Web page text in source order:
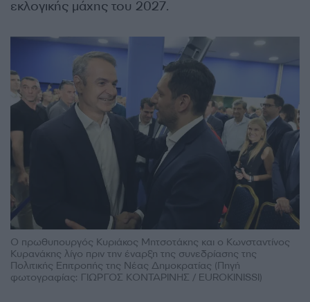
εκλογικής μάχης του 2027.
Ο πρωθυπουργός Κυριάκος Μητσοτάκης και ο Κωνσταντίνος
Κυρανάκης λίγο πριν την έναρξη της συνεδρίασης της
Πολιτικής Επιτροπής της Νέας Δημοκρατίας (Πηγή
φωτογραφίας: ΓΙΩΡΓΟΣ ΚΟΝΤΑΡΙΝΗΣ / EUROKINISSI)